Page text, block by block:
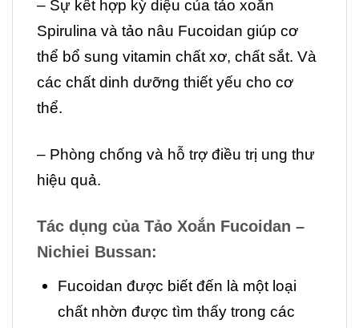
– Sự kết hợp kỳ diệu của tảo xoắn
Spirulina và tảo nâu Fucoidan giúp cơ
thể bổ sung vitamin chất xơ, chất sắt. Và
các chất dinh dưỡng thiết yếu cho cơ
thể.
– Phòng chống và hỗ trợ điều trị ung thư
hiệu quả.
Tác dụng của Tảo Xoắn Fucoidan –
Nichiei Bussan:
Fucoidan được biết đến là một loại
chất nhờn được tìm thấy trong các